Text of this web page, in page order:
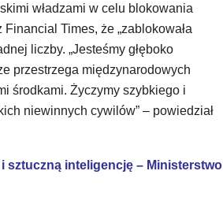
władzami w celu blokowania
Times, że „zablokowała
liczby. „Jesteśmy głęboko
przestrzega międzynarodowych
środkami. Życzymy szybkiego i
niewinnych cywilów” – powiedział
sztuczną inteligencję – Ministerstwo